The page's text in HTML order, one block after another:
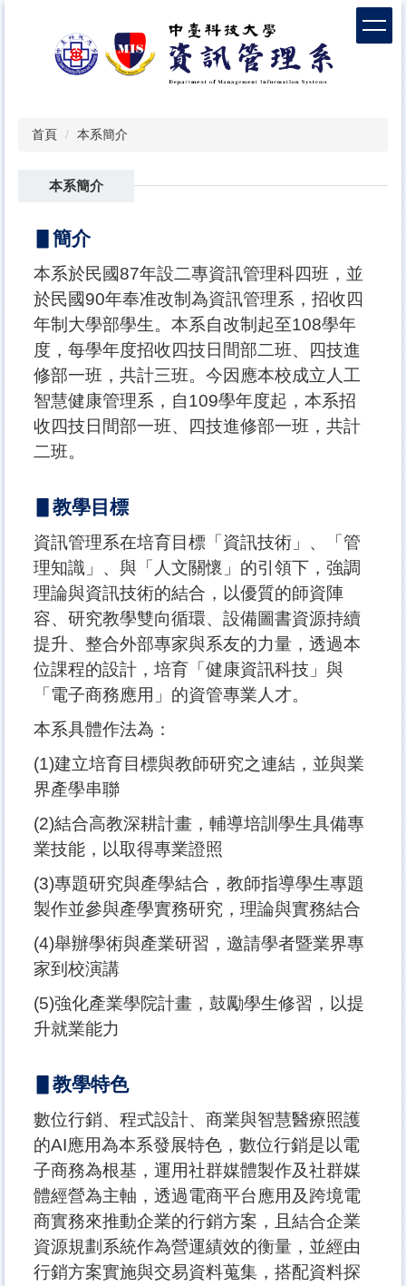
首頁 本系簡介
本系簡介
▋簡介
本系於民國87年設二專資訊管理科四班，並
於民國90年奉准改制為資訊管理系，招收四
年制大學部學生。本系自改制起至108學年
度，每學年度招收四技日間部二班、四技進
修部一班，共計三班。今因應本校成立人工
智慧健康管理系，自109學年度起，本系招
收四技日間部一班、四技進修部一班，共計
二班。
▋教學目標
資訊管理系在培育目標「資訊技術」、「管
理知識」、與「人文關懷」的引領下，強調
理論與資訊技術的結合，以優質的師資陣
容、研究教學雙向循環、設備圖書資源持續
提升、整合外部專家與系友的力量，透過本
位課程的設計，培育「健康資訊科技」與
「電子商務應用」的資管專業人才。
本系具體作法為：
(1)建立培育目標與教師研究之連結，並與業
界產學串聯
(2)結合高教深耕計畫，輔導培訓學生具備專
業技能，以取得專業證照
(3)專題研究與產學結合，教師指導學生專題
製作並參與產學實務研究，理論與實務結合
(4)舉辦學術與產業研習，邀請學者暨業界專
家到校演講
(5)強化產業學院計畫，鼓勵學生修習，以提
升就業能力
▋教學特色
數位行銷、程式設計、商業與智慧醫療照護
的AI應用為本系發展特色，數位行銷是以電
子商務為根基，運用社群媒體製作及社群媒
體經營為主軸，透過電商平台應用及跨境電
商實務來推動企業的行銷方案，且結合企業
資源規劃系統作為營運績效的衡量，並經由
行銷方案實施與交易資料蒐集，搭配資料探